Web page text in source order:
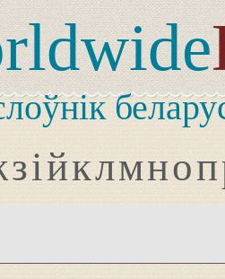
зійклмноп